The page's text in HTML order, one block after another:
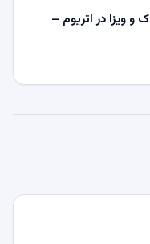
و ویزا در اتریوم –